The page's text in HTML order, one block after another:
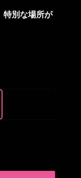
特別な場所が